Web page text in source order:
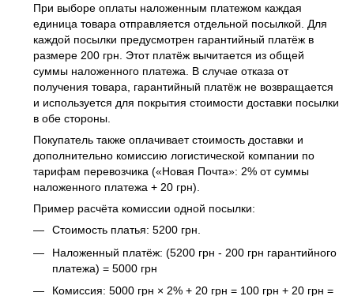
При выборе оплаты наложенным платежом каждая
единица товара отправляется отдельной посылкой. Для
каждой посылки предусмотрен гарантийный платёж в
размере 200 грн. Этот платёж вычитается из общей
суммы наложенного платежа. В случае отказа от
получения товара, гарантийный платёж не возвращается
и используется для покрытия стоимости доставки посылки
в обе стороны.
Покупатель также оплачивает стоимость доставки и
дополнительно комиссию логистической компании по
тарифам перевозчика («Новая Почта»: 2% от суммы
наложенного платежа + 20 грн).
Пример расчёта комиссии одной посылки:
Стоимость платья: 5200 грн.
Наложенный платёж: (5200 грн - 200 грн гарантийного
платежа) = 5000 грн
Комиссия: 5000 грн × 2% + 20 грн = 100 грн + 20 грн =